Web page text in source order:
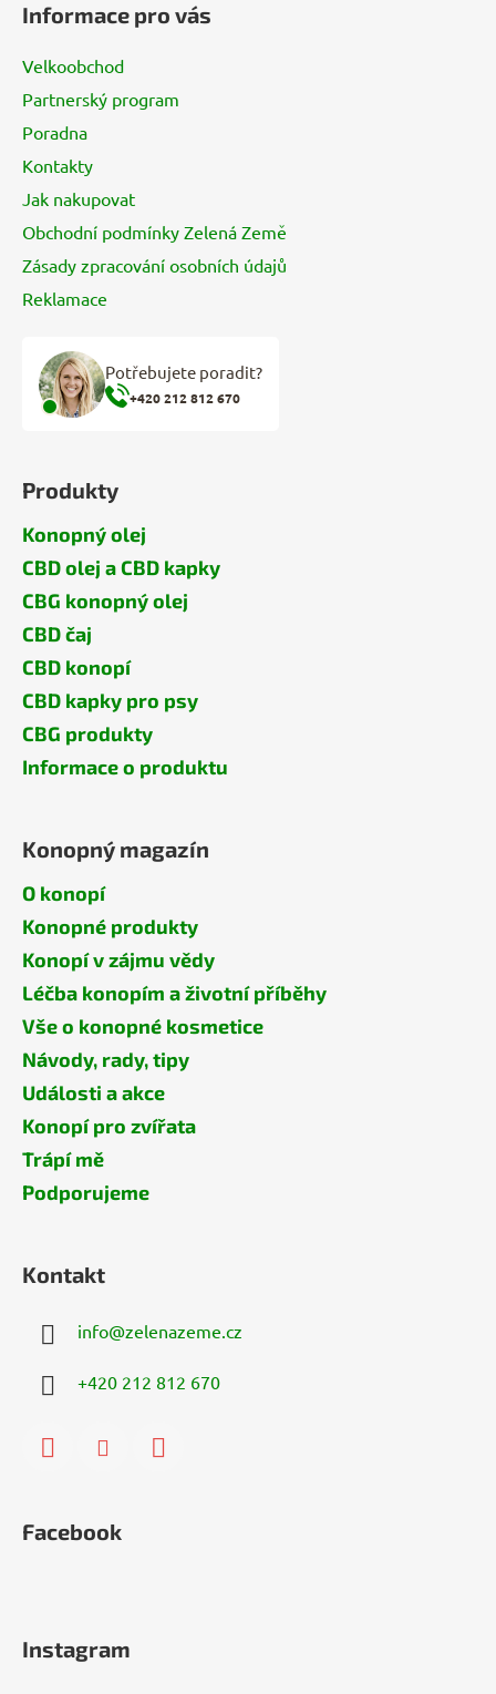
Informace pro vás
Velkoobchod
Partnerský program
Poradna
Kontakty
Jak nakupovat
Obchodní podmínky Zelená Země
Zásady zpracování osobních údajů
Reklamace
Potřebujete poradit?
+420 212 812 670
Produkty
Konopný olej
CBD olej a CBD kapky
CBG konopný olej
CBD čaj
CBD konopí
CBD kapky pro psy
CBG produkty
Informace o produktu
Konopný magazín
O konopí
Konopné produkty
Konopí v zájmu vědy
Léčba konopím a životní příběhy
Vše o konopné kosmetice
Návody, rady, tipy
Události a akce
Konopí pro zvířata
Trápí mě
Podporujeme
Kontakt
info@zelenazeme.cz
+420 212 812 670
Facebook
Instagram